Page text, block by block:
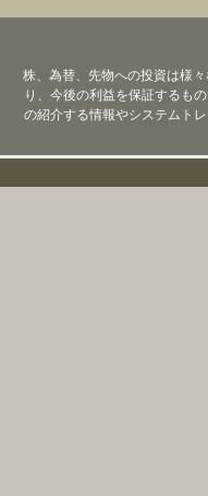
株、為替、先物への投資は様
り、今後の利益を保証するも
の紹介する情報やシステムト